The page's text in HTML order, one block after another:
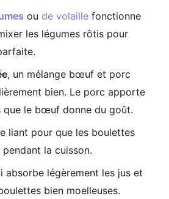
ou de volaille fonctionne
les légumes rôtis pour
, un mélange bœuf et porc
bien. Le porc apporte
que le bœuf donne du goût.
liant pour que les boulettes
la cuisson.
absorbe légèrement les jus et
bien moelleuses.